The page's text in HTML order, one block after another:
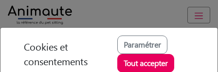
Animaute Nouvelle Aquitaine Gironde/Bordeaux
Daisy - Petsitter à
Cookies et
consentements
Paramétrer
Tout accepter